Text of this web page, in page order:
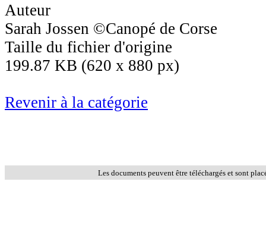
Auteur
Sarah Jossen ©Canopé de Corse
Taille du fichier d'origine
199.87 KB (620 x 880 px)
Revenir à la catégorie
Les documents peuvent être téléchargés et sont